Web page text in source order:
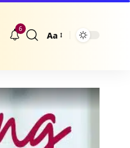
6
Größenänderung
Aa